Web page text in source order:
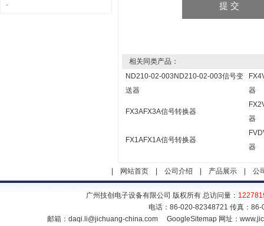
·
相关同类产品：
ND210-02-003ND210-02-003信号变
送器
器
FX3AFX3A信号转换器
器
FX1AFX1A信号转换器
器
网站首页| 公司介绍 产品展示| 公
广州技创电子设备有限公司 版权所有 总访问量：
电话：86-020-82348721 传真：
邮箱： daqi.li@jichuang-china.com GoogleSitemap 网址：